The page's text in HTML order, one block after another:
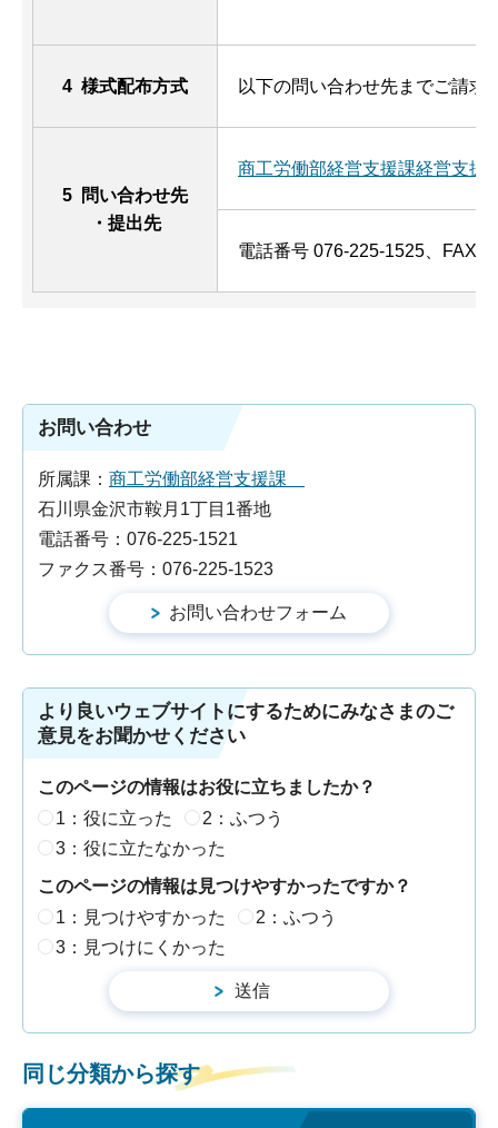
4 様式配布方式 以下の問い合わせ先までご請求
5 問い合わせ先
・提出先
商工労働部経営支援課経営支援
電話番号 076-225-1525、FAX
お問い合わせ
所属課： 商工労働部経営支援課
石川県金沢市鞍月1丁目1番地
電話番号：076-225-1521
ファクス番号：076-225-1523
より良いウェブサイトにするためにみなさまのご
意見をお聞かせください
このページの情報はお役に立ちましたか？
1：役に立った
2：ふつう
3：役に立たなかった
このページの情報は見つけやすかったですか？
1：見つけやすかった
2：ふつう
3：見つけにくかった
同じ分類から探す